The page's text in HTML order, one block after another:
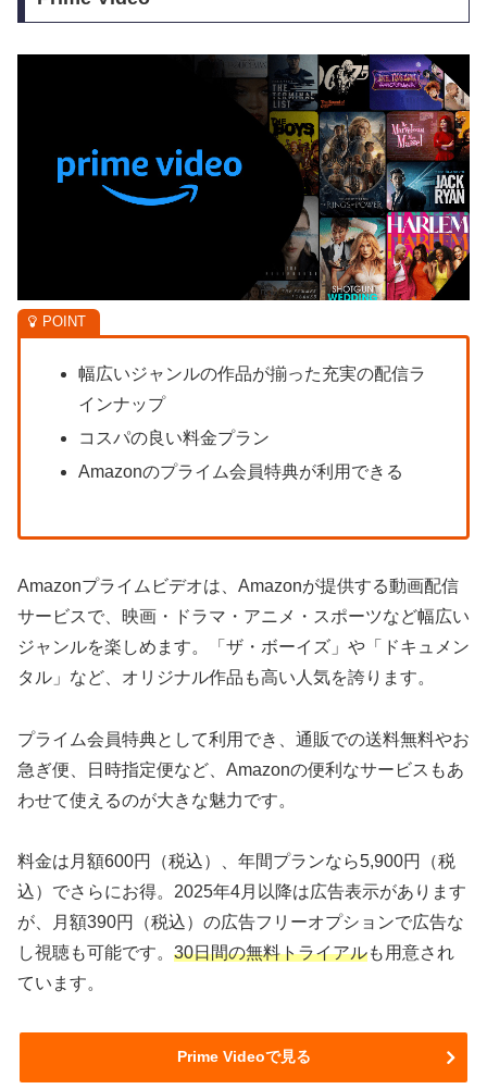
幅広いジャンルの作品が揃った充実の配信ラ
インナップ
コスパの良い料金プラン
Amazonのプライム会員特典が利用できる
Amazonプライムビデオは、Amazonが提供する動画配信
サービスで、映画・ドラマ・アニメ・スポーツなど幅広い
ジャンルを楽しめます。「ザ・ボーイズ」や「ドキュメン
タル」など、オリジナル作品も高い人気を誇ります。
プライム会員特典として利用でき、通販での送料無料やお
急ぎ便、日時指定便など、Amazonの便利なサービスもあ
わせて使えるのが大きな魅力です。
料金は月額600円（税込）、年間プランなら5,900円（税
込）でさらにお得。2025年4月以降は広告表示があります
が、月額390円（税込）の広告フリーオプションで広告な
し視聴も可能です。 30日間の無料トライアルも用意され
ています。
Prime Videoで見る